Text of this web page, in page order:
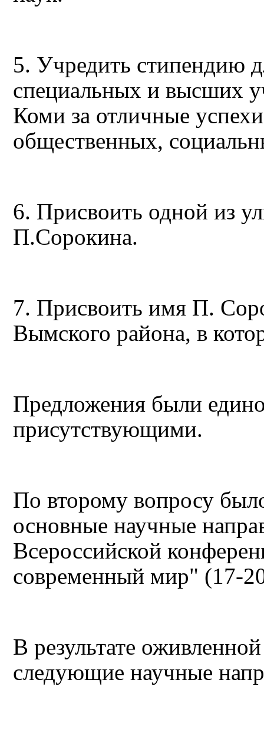
5. Учредить стипендию
специальных и высших
Коми за отличные
общественных,
6. Присвоить одной из
П.Сорокина.
7. Присвоить имя П.
Вымского района, в
Предложения были
присутствующими.
По второму вопросу
основные научные
Всероссийской
современный мир" (17-
В результате
следующие научные